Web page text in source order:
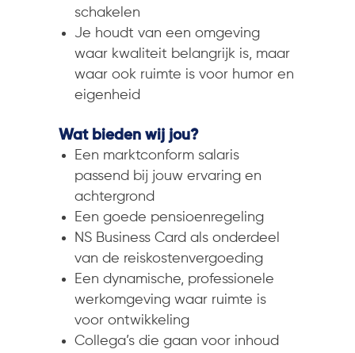
schakelen
Je houdt van een omgeving
waar kwaliteit belangrijk is, maar
waar ook ruimte is voor humor en
eigenheid
Wat bieden wij jou?
Een marktconform salaris
passend bij jouw ervaring en
achtergrond
Een goede pensioenregeling
NS Business Card als onderdeel
van de reiskostenvergoeding
Een dynamische, professionele
werkomgeving waar ruimte is
voor ontwikkeling
Collega’s die gaan voor inhoud